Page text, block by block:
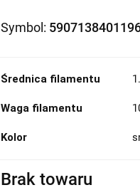
Symbol:
Średnica filamentu
Waga filamentu
Kolor
Brak towaru